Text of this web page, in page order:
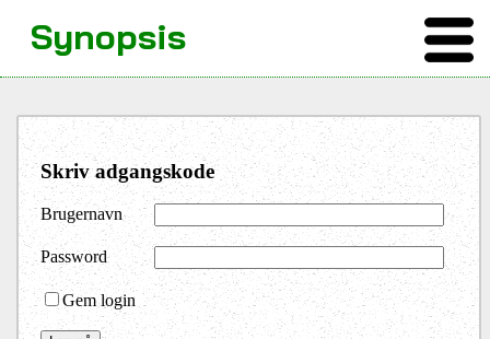
Skriv adgangskode
Brugernavn
Password
Gem login
Synopsis